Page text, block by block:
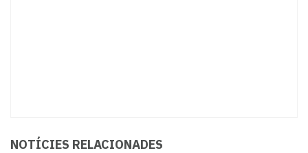
NOTÍCIES RELACIONADES